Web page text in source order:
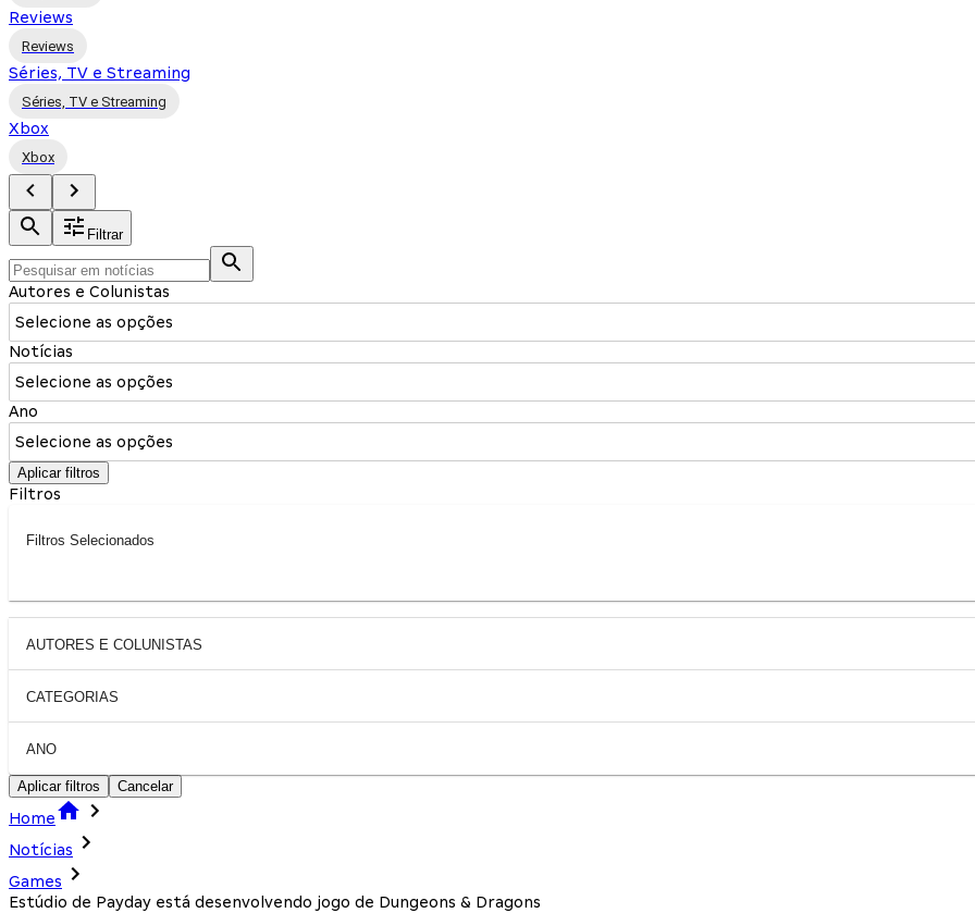
Reviews
Reviews
Séries, TV e Streaming
Séries, TV e Streaming
Xbox
Xbox
Filtrar
Autores e Colunistas
Selecione as opções
Notícias
Selecione as opções
Ano
Selecione as opções
Aplicar filtros
Filtros
Filtros Selecionados
AUTORES E COLUNISTAS
CATEGORIAS
ANO
Aplicar filtros Cancelar
Home
Notícias
Games
Estúdio de Payday está desenvolvendo jogo de Dungeons & Dragons